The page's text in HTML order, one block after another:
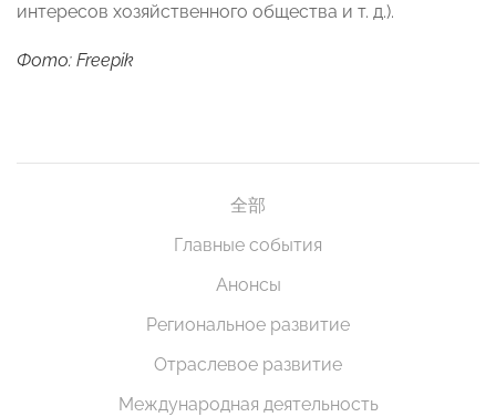
интересов хозяйственного общества и т. д.).
Фото: Freepik
全部
Главные события
Анонсы
Региональное развитие
Отраслевое развитие
Международная деятельность